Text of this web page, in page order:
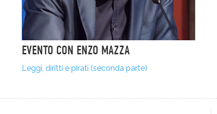
EVENTO CON ENZO MAZZA
Leggi, diritti e pirati (seconda parte)